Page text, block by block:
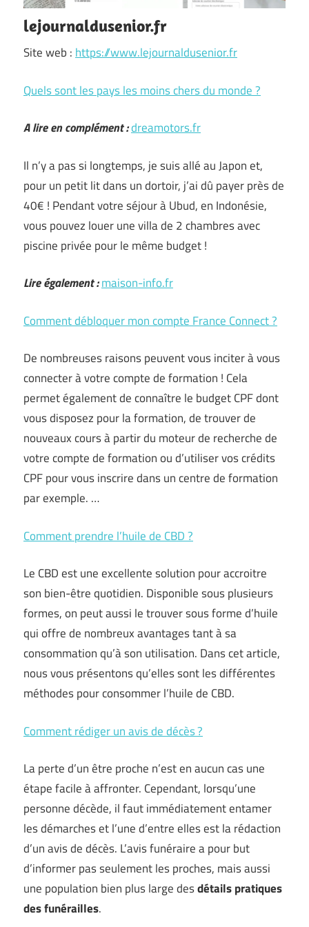
lejournaldusenior.fr
Site web :https://www.lejournaldusenior.fr
Quels sont les pays les moins chers du monde ?
A lire en complément :dreamotors.fr
Il n’y a pas si longtemps, je suis allé au Japon et,
pour un petit lit dans un dortoir, j’ai dû payer près de
40€ ! Pendant votre séjour à Ubud, en Indonésie,
vous pouvez louer une villa de 2 chambres avec
piscine privée pour le même budget !
Lire également :maison-info.fr
Comment débloquer mon compte France Connect ?
De nombreuses raisons peuvent vous inciter à vous
connecter à votre compte de formation ! Cela
permet également de connaître le budget CPF dont
vous disposez pour la formation, de trouver de
nouveaux cours à partir du moteur de recherche de
votre compte de formation ou d’utiliser vos crédits
CPF pour vous inscrire dans un centre de formation
par exemple. …
Comment prendre l’huile de CBD ?
Le CBD est une excellente solution pour accroitre
son bien-être quotidien. Disponible sous plusieurs
formes, on peut aussi le trouver sous forme d’huile
qui offre de nombreux avantages tant à sa
consommation qu’à son utilisation. Dans cet article,
nous vous présentons qu’elles sont les différentes
méthodes pour consommer l’huile de CBD.
Comment rédiger un avis de décès ?
La perte d’un être proche n’est en aucun cas une
étape facile à affronter. Cependant, lorsqu’une
personne décède, il faut immédiatement entamer
les démarches et l’une d’entre elles est la rédaction
d’un avis de décès. L’avis funéraire a pour but
d’informer pas seulement les proches, mais aussi
une population bien plus large desdétails pratiques
des funérailles.